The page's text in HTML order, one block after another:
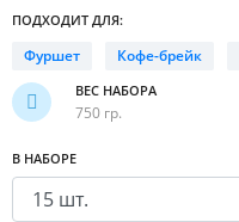
ПОДХОДИТ ДЛЯ:
Фуршет Кофе-брейк
ВЕС НАБОРА
750 гр.
В НАБОРЕ